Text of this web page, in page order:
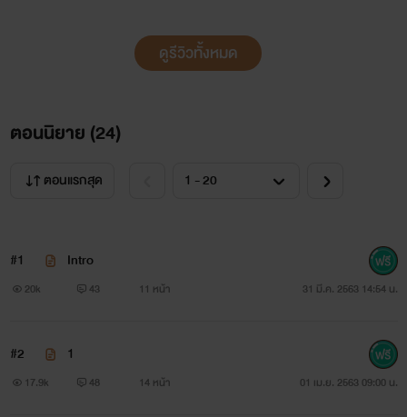
ดูรีวิวทั้งหมด
ตอนนิยาย (24)
ตอนแรกสุด
#1 Intro
20k 43 11 หน้า 31 มี.ค. 2563 14:54 น.
#2 1
17.9k 48 14 หน้า 01 เม.ย. 2563 09:00 น.